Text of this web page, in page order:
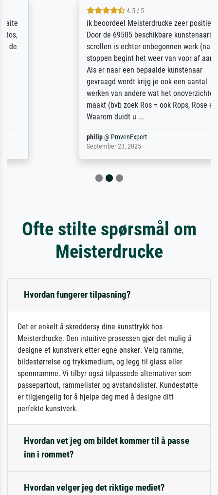
4.5 / 5
ik beoordeel Meisterdrucke zeer positief.
Door de 69505 beschikbare kunstenaars
scrollen is echter onbegonnen werk (na
stoppen begint het weer van voor af aan).
Als er naar een bepaalde kunstenaar
gevraagd wordt krijg je ook een aantal
werken van andere wat het onoverzichtelijk
maakt (bvb zoek Ros = ook Rops, Rose etc).
Waarom duidt u ...
ProvenExpert
September 23, 2025
Ofte stilte spørsmål om
Meisterdrucke
Hvordan fungerer tilpasning?
Det er enkelt å skreddersy dine kunsttrykk hos
Meisterdrucke. Den intuitive prosessen gjør det mulig å
designe et kunstverk etter egne ønsker: Velg ramme,
bildestørrelse og trykkmedium, og legg til glass eller
spennramme. Vi tilbyr også tilpassede alternativer som
passepartout, rammelister og avstandslister. Kundestøtte
er tilgjengelig for å hjelpe deg med å designe ditt
perfekte kunstverk.
Hvordan vet jeg om bildet kommer til å passe
inn i rommet?
Hvordan velger jeg det riktige mediet?